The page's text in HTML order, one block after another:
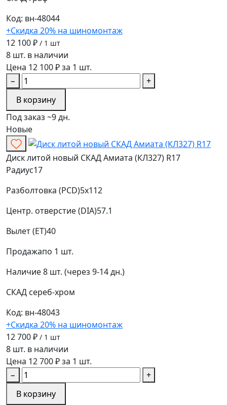
Код: вн-48044
+Скидка 20% на шиномонтаж
12 100 ₽ / 1 шт
8 шт. в наличии
Цена 12 100 ₽ за 1 шт.
−
+
В корзину
Под заказ ~9 дн.
Новые
Диск литой новый СКАД Амиата (КЛ327) R17
Радиус17
Разболтовка (PCD)5x112
Центр. отверстие (DIA)57.1
Вылет (ET)40
Продажапо 1 шт.
Наличие8 шт. (через 9-14 дн.)
СКАД сереб-хром
Код: вн-48043
+Скидка 20% на шиномонтаж
12 700 ₽ / 1 шт
8 шт. в наличии
Цена 12 700 ₽ за 1 шт.
−
+
В корзину